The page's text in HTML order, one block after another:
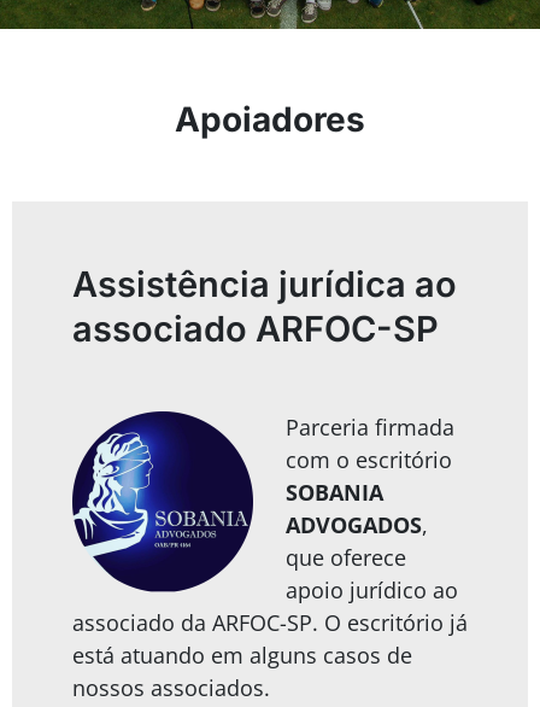
Apoiadores
Assistência jurídica ao
associado ARFOC-SP
Parceria firmada
com o escritório
SOBANIA
ADVOGADOS,
que oferece
apoio jurídico ao
associado da ARFOC-SP. O escritório já
está atuando em alguns casos de
nossos associados.